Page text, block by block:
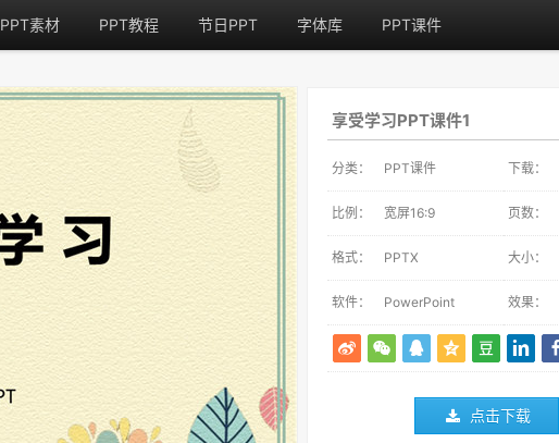
PPT素材 PPT教程 节日PPT 字体库 PPT课件
享受学习PPT课件1
分类： PPT课件 下载：
比例： 宽屏16:9 页数：
格式： PPTX 大小：
软件： PowerPoint 效果：
点击下载